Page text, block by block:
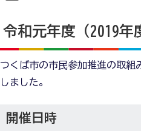
令和元年度（2019
つくば市の市民参加推進の取組
しました。
開催日時